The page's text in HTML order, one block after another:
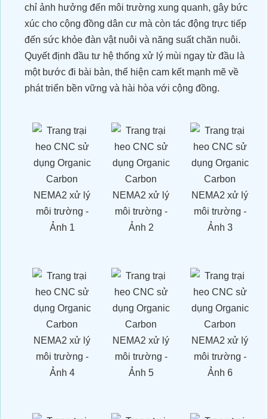
chỉ ảnh hưởng đến môi trường xung quanh, gây bức
xúc cho cộng đồng dân cư mà còn tác động trực tiếp
đến sức khỏe đàn vật nuôi và năng suất chăn nuôi.
Quyết định đầu tư hệ thống xử lý mùi ngay từ đầu là
một bước đi bài bản, thể hiện cam kết mạnh mẽ về
phát triển bền vững và hài hòa với cộng đồng.